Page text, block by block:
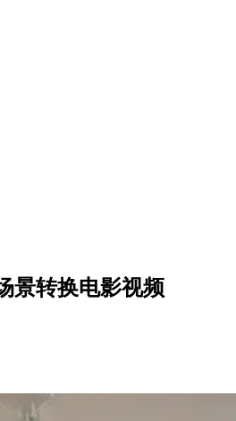
景转换电影视频